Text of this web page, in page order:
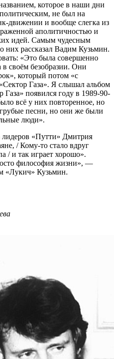
которое в наши дни
не был на
движении и вообще слегка из
аполитичностью и
идей. Самым чудесным
них рассказал Вадим Кузьмин.
«Это была совершенно
своём безобразии. Они
который потом «с
Газа». Я слышал альбом
появился году в 1989-90-
всё у них повторенное, но
песни, но они же были
люди».
лидеров «Путти» Дмитрия
/ Кому-то стало вдруг
/ и так играет хорошо».
философия жизни», —
«Лукич» Кузьмин.